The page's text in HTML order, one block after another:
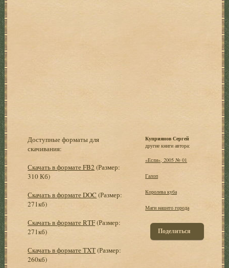
Доступные форматы для
скачивания:
Скачать в формате FB2 (Размер:
310 Кб)
Скачать в формате DOC (Размер:
271кб)
Скачать в формате RTF(Размер:
271кб)
Скачать в формате TXT(Размер:
260кб)
Куприянов Сергей
другие книги автора:
«Если», 2005 № 01
Галоп
Королева куба
Маги нашего города
Поделиться